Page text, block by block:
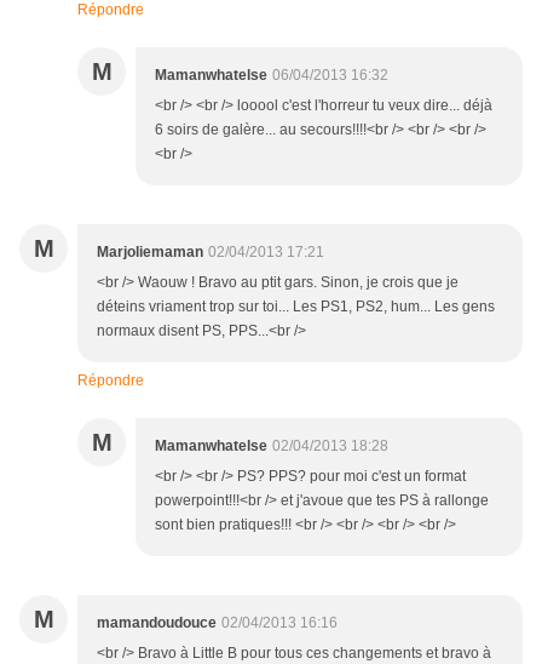
Répondre
M Mamanwhatelse 06/04/2013 16:32
<br /> <br /> looool c'est l'horreur tu veux dire... déjà
6 soirs de galère... au secours!!!!<br /> <br /> <br />
<br />
M Marjoliemaman 02/04/2013 17:21
<br /> Waouw ! Bravo au ptit gars. Sinon, je crois que je
déteins vriament trop sur toi... Les PS1, PS2, hum... Les gens
normaux disent PS, PPS...<br />
Répondre
M Mamanwhatelse 02/04/2013 18:28
<br /> <br /> PS? PPS? pour moi c'est un format
powerpoint!!!<br /> et j'avoue que tes PS à rallonge
sont bien pratiques!!! <br /> <br /> <br /> <br />
M mamandoudouce 02/04/2013 16:16
<br /> Bravo à Little B pour tous ces changements et bravo à